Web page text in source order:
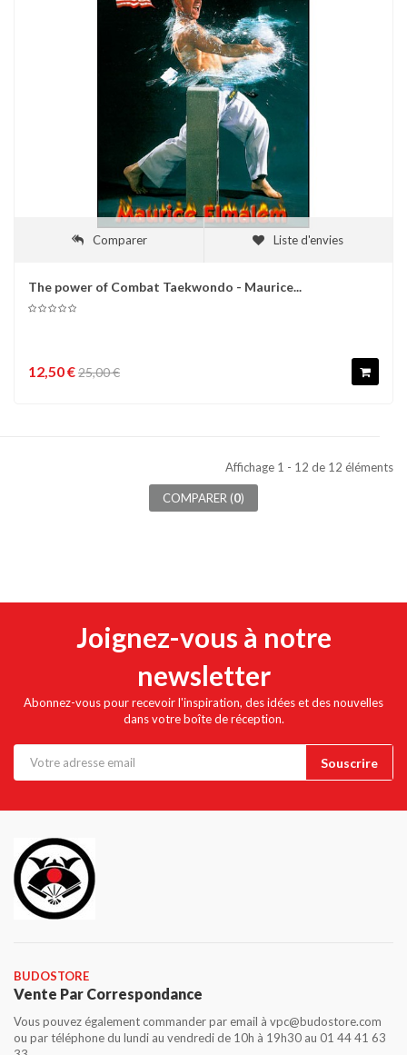
Comparer Liste d'envies
The power of Combat Taekwondo - Maurice...
12,50 €25,00 €
Affichage 1 - 12 de 12 éléments
COMPARER (0)
Joignez-vous à notre
newsletter
Abonnez-vous pour recevoir l'inspiration, des idées et des nouvelles
dans votre boîte de réception.
BUDOSTORE
Vente Par Correspondance
Vous pouvez également commander par email à vpc@budostore.com
ou par téléphone du lundi au vendredi de 10h à 19h30 au 01 44 41 63